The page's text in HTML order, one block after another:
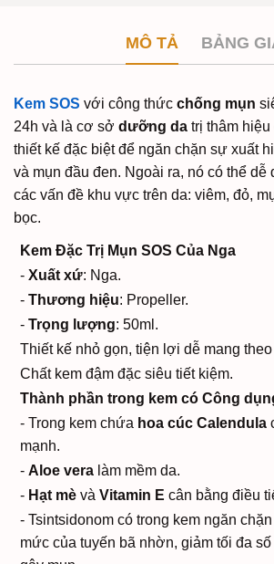
MÔ TẢ BẢNG
Kem SOS với công thức chống mụn
24h và là cơ sở dưỡng da trị thâm
thiết kế đặc biệt để ngăn chặn sự xuất
và mụn đầu đen. Ngoài ra, nó có thể dễ
các vấn đề khu vực trên da: viêm, đỏ,
bọc.
Kem Đặc Trị Mụn SOS Của Nga
- Xuất xứ: Nga.
- Thương hiệu: Propeller.
- Trọng lượng: 50ml.
Thiết kế nhỏ gọn, tiện lợi dễ mang
Chất kem đậm đặc siêu tiết kiệm.
Thành phần trong kem có Công
- Trong kem chứa hoa cúc Calendula
mạnh.
- Aloe vera làm mềm da.
- Hạt mè và Vitamin E cân bằng điều
- Tsintsidonom có trong kem ngăn
mức của tuyến bã nhờn, giảm tối đa